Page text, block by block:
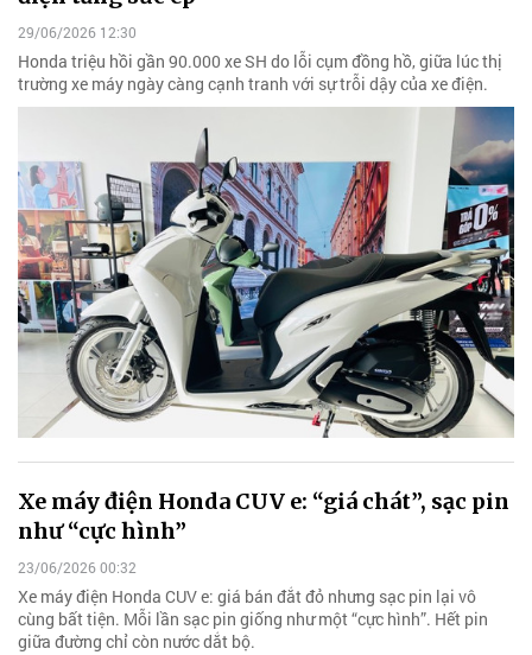
29/06/2026 12:30
Honda triệu hồi gần 90.000 xe SH do lỗi cụm đồng hồ, giữa lúc thị
trường xe máy ngày càng cạnh tranh với sự trỗi dậy của xe điện.
Xe máy điện Honda CUV e: “giá chát”, sạc pin
như “cực hình”
23/06/2026 00:32
Xe máy điện Honda CUV e: giá bán đắt đỏ nhưng sạc pin lại vô
cùng bất tiện. Mỗi lần sạc pin giống như một “cực hình”. Hết pin
giữa đường chỉ còn nước dắt bộ.